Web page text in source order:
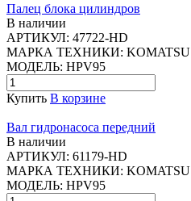
Палец блока цилиндров
В наличии
АРТИКУЛ: 47722-HD
МАРКА ТЕХНИКИ: KOMATSU
МОДЕЛЬ: HPV95
Купить В корзине
Вал гидронасоса передний
В наличии
АРТИКУЛ: 61179-HD
МАРКА ТЕХНИКИ: KOMATSU
МОДЕЛЬ: HPV95